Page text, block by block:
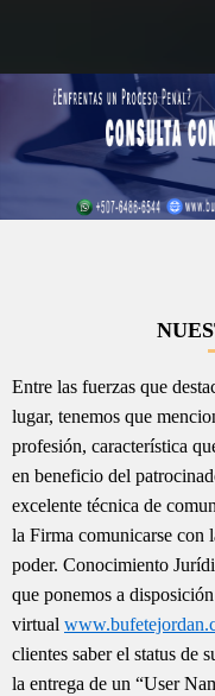
Entre las fuerzas que
lugar, tenemos que
profesión, característica
en beneficio del
excelente técnica de
la Firma comunicarse con
poder. Conocimiento
que ponemos a
virtual
clientes saber el status de
la entrega de un “User